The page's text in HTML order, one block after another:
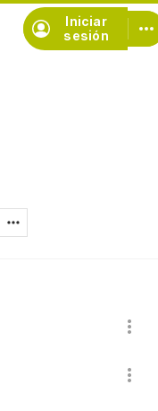
Iniciar
sesión